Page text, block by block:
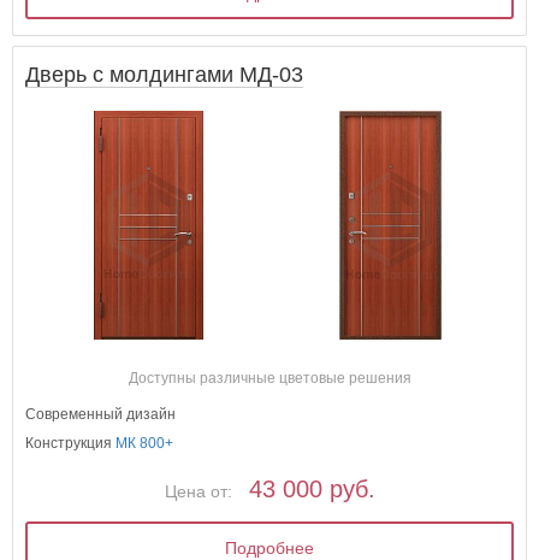
Дверь с молдингами МД-03
Доступны различные цветовые решения
Современный дизайн
Конструкция МК 800+
Цена от: 43 000 руб.
Подробнее